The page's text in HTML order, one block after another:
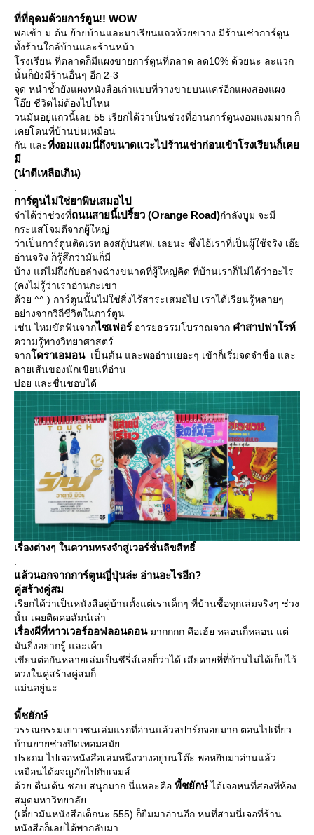
ที่ที่อุดมด้วยการ์ตูน!! WOW
พอเข้า ม.ต้น ย้ายบ้านและมาเรียนแถวห้วยขวาง มีร้านเช่าการ์ตูน
ทั้งร้านใกล้บ้านและร้านหน้า
รงเรียน ที่ตลาดก็มีแผงขายการ์ตูนที่ตลาด ลด10% ด้วยนะ ละแวก
นั้นก็ยังมีร้านอื่นๆ อีก 2-3
จุด หนำซ้ำยังแผงหนังสือเก่าแบบที่วางขายบนแคร่อีกแผงสองแผง
อ๊ย ชีวิตไม่ต้องไปไหน
วนมันอยู่แถวนี้เลย 55 เรียกได้ว่าเป็นช่วงที่อ่านการ์ตูนงอมแงมมาก ก็
เคยโดนที่บ้านบ่นเหมือน
กัน และที่งอมแงมนี่ถึงขนาดแวะไปร้านเช่าก่อนเข้าโรงเรียนก็เค
มี
(น่าตีเหลือเกิน)
การ์ตูนไม่ใช่ยาพิษเสมอไป
จำได้ว่าช่วงที่ถนนสายนี้เปรี้ยว (Orange Road)กำลังบูม จะมี
กระแสโจมตีจากผู้ใหญ่
ว่าเป็นการ์ตูนติดเรท ลงสกู้ปนสพ. เลยนะ ซึ่งไอ้เราที่เป็นผู้ใช้จริง เอ๊
อ่านจริง ก็รู้สึกว่ามันก็มี
บ้าง แต่ไม่ถึงกับอล่างฉ่างขนาดที่ผู้ใหญ่คิด ที่บ้านเราก็ไม่ได้ว่าอะไร
(คงไม่รู้ว่าเราอ่านกะเขา
ด้วย ^^ ) การ์ตูนนั้นไม่ใช่สิ่งไร้สาระเสมอไป เราได้เรียนรู้หลายๆ
อย่างจากวิถีชีวิตในการ์ตูน
เช่น ไหมขัดฟันจากไซเฟอร์ อารยธรรมโบราณจาก คำสาปฟาโรห์
ความรู้ทางวิทยาศาสตร์
จากดราเอมอน เป็นต้น ละพออ่านเยอะๆ เข้าก็เริ่มจดจำชื่อ และ
ลายเส้นของนักเขียนที่อ่าน
บ่อย และชื่นชอบได้
เรื่องต่างๆ ในความทรงจำสู่เวอร์ชั่นลิขสิทธิ์
ล้วนอกจากการ์ตูนญี่ปุ่นล่ะ อ่านอะไรอีก?
คู่สร้างคู่สม
เรียกได้ว่าเป็นหนังสือคู่บ้านตั้งแต่เราเด็กๆ ที่บ้านซื้อทุกเล่มจริงๆ ช่วง
นั้น เคยติดคอลัมน์เล่า
เรื่องผีที่ทาวเวอร์ออฟลอนดอนมากกกก คือเฮ้ย หลอนก็หลอน แต่
มันยิ่งอยากรู้ และเค้า
เขียนต่อกันหลายเล่มเป็นซีรี่ส์เลยก็ว่าได้ เสียดายที่ที่บ้านไม่ได้เก็บไว้
ดวงในคู่สร้างคู่สมก็
ม่นอยู่นะ
พี้ชยักษ์
วรรณกรรมเยาวชนเล่มแรกที่อ่านแล้วสปาร์กจอยมาก ตอนไปเที่ยว
บ้านยายช่วงปิดเทอมสมั
ประถม ไปเจอหนังสือเล่มหนึ่งวางอยู่บนโต๊ะ พอหยิบมาอ่านแล้ว
เหมือนได้ผจญภัยไปกับเจมส์
ด้วย ตื่นเต้น ชอบ สนุกมาก นี่แหละคือ พี้ชยักษ์ได้เจอหนที่สองที่ห้อง
สมุดมหาวิทยาลั
(เดี๋ยวมันหนังสือเด็กนะ 555) ก็ยืมมาอ่านอีก หนที่สามนี่เจอที่ร้าน
หนังสือก็เลยได้พากลับมา